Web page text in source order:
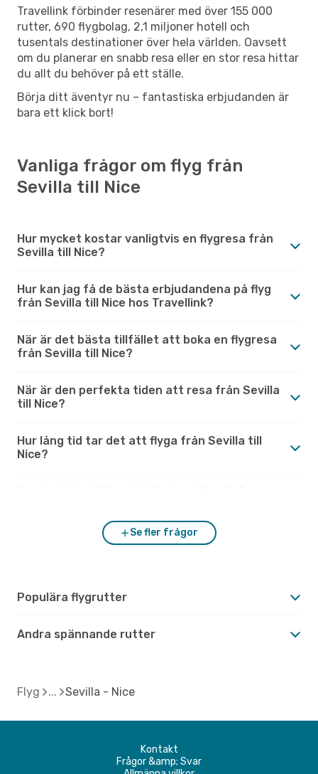
Travellink förbinder resenärer med över 155 000
rutter, 690 flygbolag, 2,1 miljoner hotell och
tusentals destinationer över hela världen. Oavsett
om du planerar en snabb resa eller en stor resa hittar
du allt du behöver på ett ställe.
Börja ditt äventyr nu – fantastiska erbjudanden är
bara ett klick bort!
Vanliga frågor om flyg från
Sevilla till Nice
Hur mycket kostar vanligtvis en flygresa från
Sevilla till Nice?
Hur kan jag få de bästa erbjudandena på flyg
från Sevilla till Nice hos Travellink?
När är det bästa tillfället att boka en flygresa
från Sevilla till Nice?
När är den perfekta tiden att resa från Sevilla
till Nice?
Hur lång tid tar det att flyga från Sevilla till
Nice?
Se fler frågor
Populära flygrutter
Andra spännande rutter
Flyg Sevilla - Nice
Kontakt
Frågor &amp; Svar